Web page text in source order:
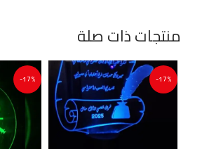
منتجات ذات صلة
-17%
-17%